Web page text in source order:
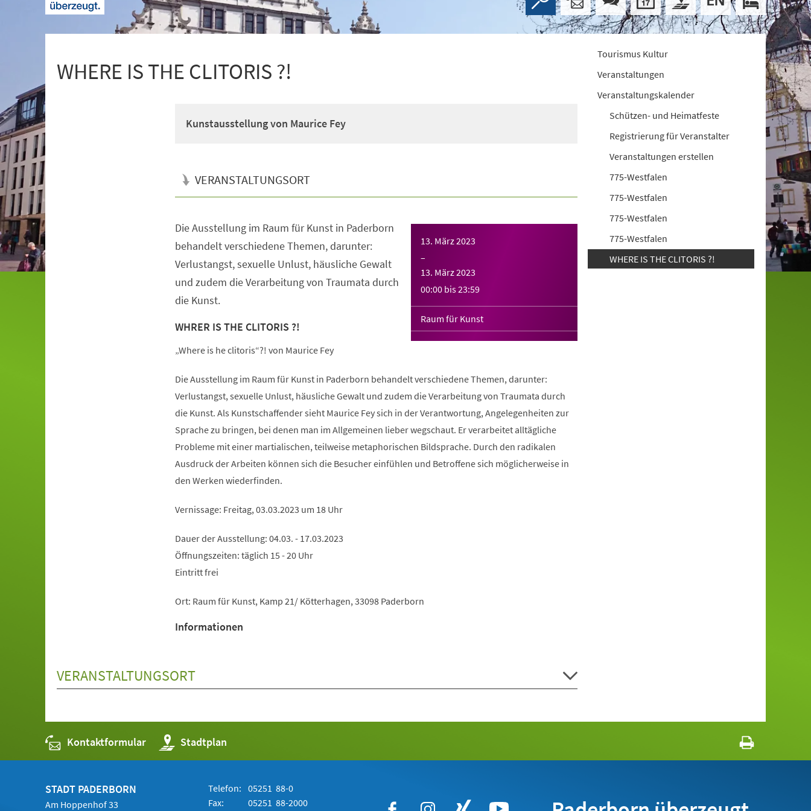
WHERE IS THE CLITORIS ?!
Kunstausstellung von Maurice Fey
VERANSTALTUNGSORT
13. März 2023
–
13. März 2023
00:00 bis23:59
Raum für Kunst
Die Ausstellung im Raum für Kunst in Paderborn
behandelt verschiedene Themen, darunter:
Verlustangst, sexuelle Unlust, häusliche Gewalt
und zudem die Verarbeitung von Traumata durch
die Kunst.
WHRER IS THE CLITORIS ?!
„Where is he clitoris“?! von Maurice Fey
Die Ausstellung im Raum für Kunst in Paderborn behandelt verschiedene Themen, darunter:
Verlustangst, sexuelle Unlust, häusliche Gewalt und zudem die Verarbeitung von Traumata durch
die Kunst. Als Kunstschaffender sieht Maurice Fey sich in der Verantwortung, Angelegenheiten zur
Sprache zu bringen, bei denen man im Allgemeinen lieber wegschaut. Er verarbeitet alltägliche
Probleme mit einer martialischen, teilweise metaphorischen Bildsprache. Durch den radikalen
Ausdruck der Arbeiten können sich die Besucher einfühlen und Betroffene sich möglicherweise in
den Werken wiederfinden.
Vernissage: Freitag, 03.03.2023 um 18 Uhr
Dauer der Ausstellung: 04.03. - 17.03.2023
Öffnungszeiten: täglich 15 - 20 Uhr
Eintritt frei
Ort: Raum für Kunst, Kamp 21/ Kötterhagen, 33098 Paderborn
Informationen
VERANSTALTUNGSORT
Tourismus Kultur
Veranstaltungen
Veranstaltungskalender
Schützen- und Heimatfeste
Registrierung für Veranstalter
Veranstaltungen erstellen
775-Westfalen
775-Westfalen
775-Westfalen
775-Westfalen
WHERE IS THE CLITORIS ?!
Kontaktformular Stadtplan
(Öffnet
in
einem
STADT PADERBORN
Am Hoppenhof 33
Telefon: 05251 88-0
Fax:
05251 88-2000